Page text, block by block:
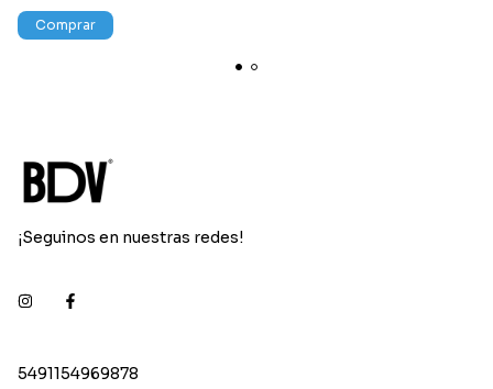
Comprar
¡Seguinos en nuestras redes!
5491154969878